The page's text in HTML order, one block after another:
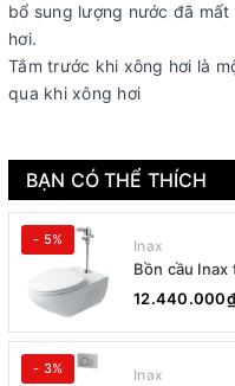
bổ sung lượng nước đã
hơi.
Tắm trước khi xông hơi là
qua khi xông hơi
BẠN CÓ THỂ THÍCH
- 5% Inax
Bồn cầu
- 3% Inax